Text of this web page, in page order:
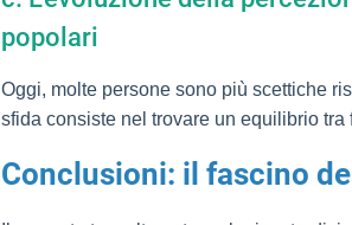
popolari
Oggi, molte persone sono più scettiche
sfida consiste nel trovare un equilibrio
Conclusioni: il fascino